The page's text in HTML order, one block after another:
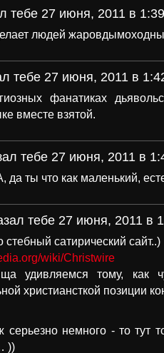
тебе 27 июня, 2011 в
людей
тебе 27 июня, 2011 в
фанатиках
вместе взятой.
тебе 27 июня, 2011 в
да ты что как маленький,
тебе 27 июня, 2011 в
стебный сатирический сайт..)
wiki/Christwire
удивляемся тому, как
христиансткой позиции
немного - то тут
))